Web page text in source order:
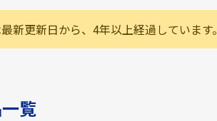
新更新日から、4年以上経過しています。
覧